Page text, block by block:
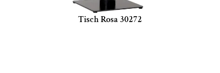
Tisch Rosa 30272